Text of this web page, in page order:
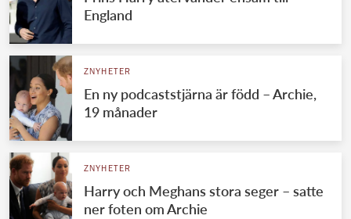
Spanska kungahuset
Jordanska kungahuset
Luxemburgska storhertighuset
Japanska kejsarhuset
Thailändska kungahuset
Marockanska kungahuset
England
ZNYHETER
En ny podcaststjärna är född – Archie,
19 månader
ZNYHETER
Harry och Meghans stora seger – satte
ner foten om Archie